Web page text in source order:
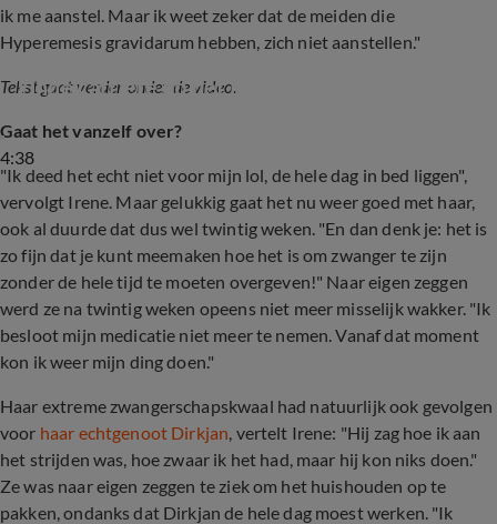
ik me aanstel. Maar ik weet zeker dat de meiden die
Hyperemesis gravidarum hebben, zich niet aanstellen."
Tekst gaat verder onder de video.
4:38
Einde carrière op het ijs van Irene Schouten
Gaat het vanzelf over?
"Ik deed het echt niet voor mijn lol, de hele dag in bed liggen",
vervolgt Irene. Maar gelukkig gaat het nu weer goed met haar,
ook al duurde dat dus wel twintig weken. "En dan denk je: het is
zo fijn dat je kunt meemaken hoe het is om zwanger te zijn
zonder de hele tijd te moeten overgeven!" Naar eigen zeggen
werd ze na twintig weken opeens niet meer misselijk wakker. "Ik
besloot mijn medicatie niet meer te nemen. Vanaf dat moment
kon ik weer mijn ding doen."
Haar extreme zwangerschapskwaal had natuurlijk ook gevolgen
voor haar echtgenoot Dirkjan, vertelt Irene: "Hij zag hoe ik aan
het strijden was, hoe zwaar ik het had, maar hij kon niks doen."
Ze was naar eigen zeggen te ziek om het huishouden op te
pakken, ondanks dat Dirkjan de hele dag moest werken. "Ik